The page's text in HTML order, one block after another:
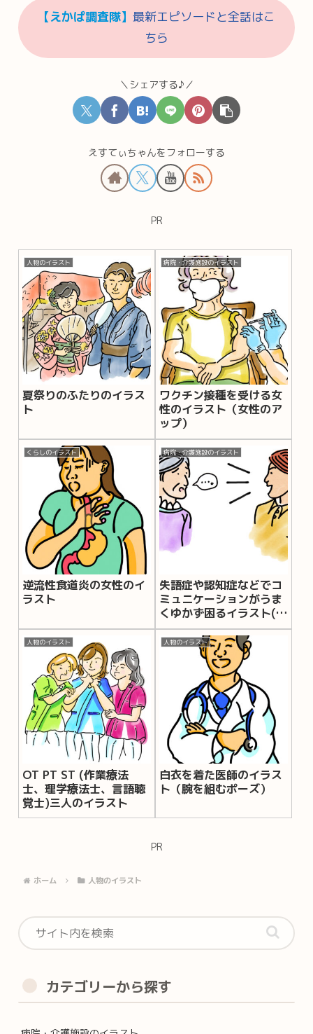
【えかぱ調査隊】 最新エピソードと全話はこ
ちら
＼シェアする♪／
えすてぃちゃんをフォローする
PR
人物のイラスト
夏祭りのふたりのイラス
ト
病院・介護施設のイラスト
ワクチン接種を受ける女
性のイラスト（女性のア
ップ）
くらしのイラスト
逆流性食道炎の女性のイ
ラスト
病院・介護施設のイラスト
失語症や認知症などでコ
ミュニケーションがうま
くゆかず困るイラスト(ふ
きだしあり)
人物のイラスト
OT PT ST (作業療法
士、理学療法士、言語聴
覚士)三人のイラスト
人物のイラスト
白衣を着た医師のイラス
ト（腕を組むポーズ）
PR
ホーム 人物のイラスト
カテゴリーから探す